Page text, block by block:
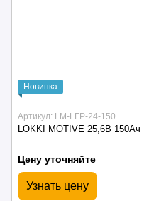
Новинка
Артикул: LM-LFP-24-150
LOKKI MOTIVE 25,6В 150Ач
Цену уточняйте
Узнать цену